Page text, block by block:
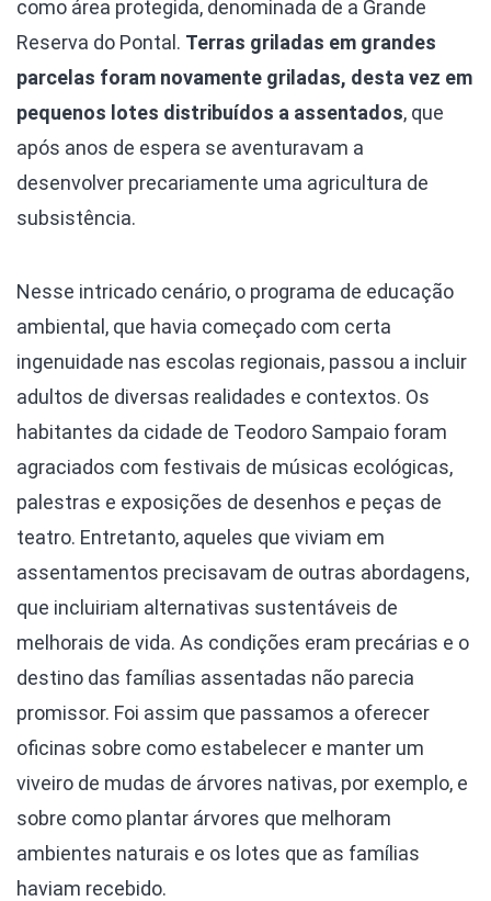
como área protegida, denominada de a Grande
Reserva do Pontal. Terras griladas em grandes
parcelas foram novamente griladas, desta vez em
pequenos lotes distribuídos a assentados, que
após anos de espera se aventuravam a
desenvolver precariamente uma agricultura de
subsistência.
Nesse intricado cenário, o programa de educação
ambiental, que havia começado com certa
ingenuidade nas escolas regionais, passou a incluir
adultos de diversas realidades e contextos. Os
habitantes da cidade de Teodoro Sampaio foram
agraciados com festivais de músicas ecológicas,
palestras e exposições de desenhos e peças de
teatro. Entretanto, aqueles que viviam em
assentamentos precisavam de outras abordagens,
que incluiriam alternativas sustentáveis de
melhorais de vida. As condições eram precárias e o
destino das famílias assentadas não parecia
promissor. Foi assim que passamos a oferecer
oficinas sobre como estabelecer e manter um
viveiro de mudas de árvores nativas, por exemplo, e
sobre como plantar árvores que melhoram
ambientes naturais e os lotes que as famílias
haviam recebido.